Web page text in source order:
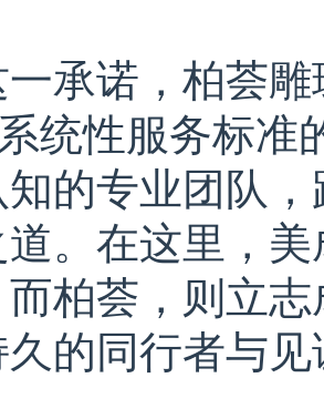
承诺，柏荟
统性服务标准
的专业团队
。在这里，
柏荟，则立
的同行者与